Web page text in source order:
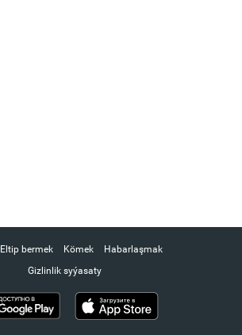
Eltip bermek Kömek
Habarlaşmak
Gizlinlik syýasaty